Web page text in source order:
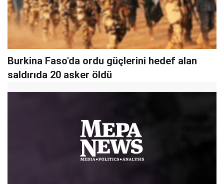
Burkina Faso'da ordu güçlerini hedef alan
saldırıda 20 asker öldü